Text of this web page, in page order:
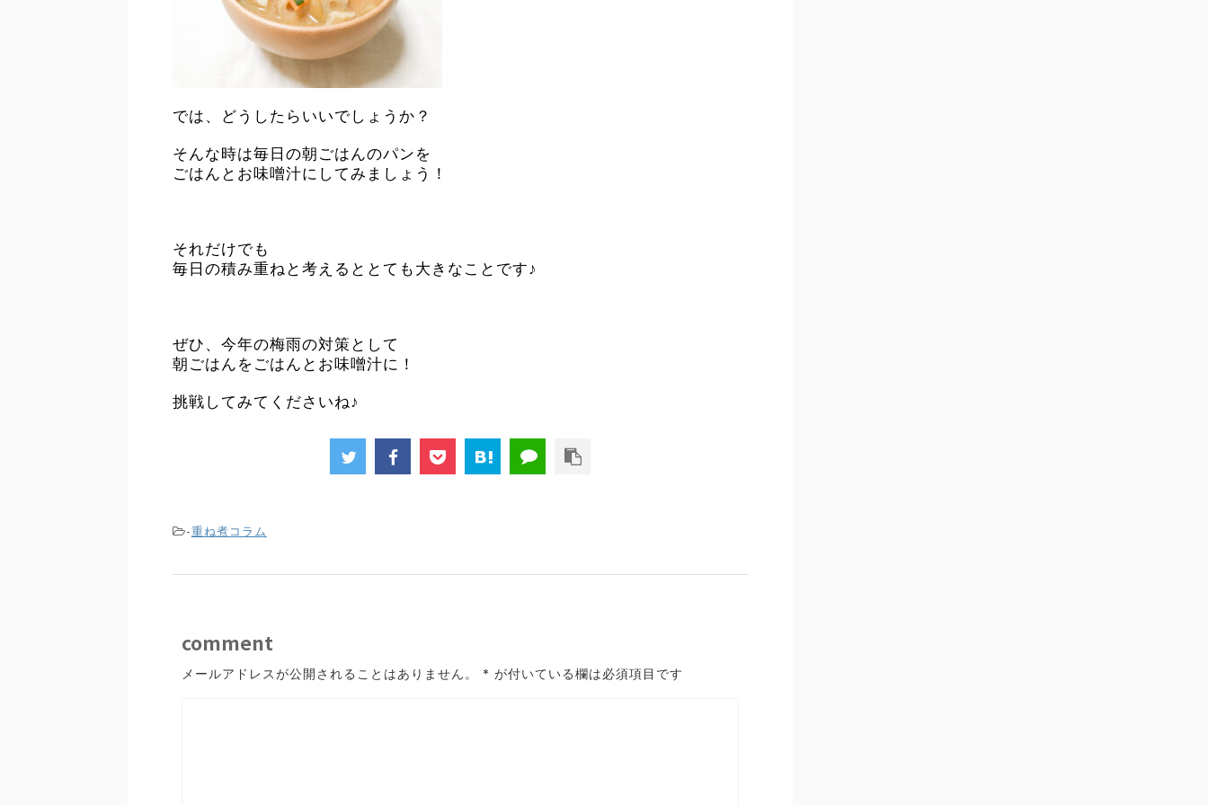
では、どうしたらいいでしょうか？
そんな時は毎日の朝ごはんのパンを
ごはんとお味噌汁にしてみましょう！
それだけでも
毎日の積み重ねと考えるととても大きなことです♪
ぜひ、今年の梅雨の対策として
朝ごはんをごはんとお味噌汁に！
挑戦してみてくださいね♪
-重ね煮コラム
comment
メールアドレスが公開されることはありません。 * が付いている欄は必須項目です